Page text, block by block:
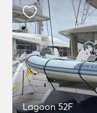
Lagoon 52F